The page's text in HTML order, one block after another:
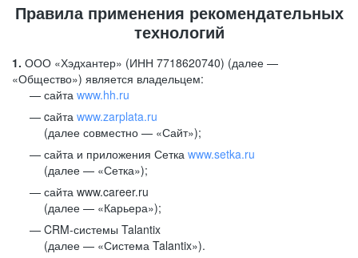
Правила применения рекомендательных
технологий
1. ООО «Хэдхантер» (ИНН 7718620740) (далее —
«Общество») является владельцем:
сайта www.hh.ru
cайта www.zarplata.ru
(далее совместно — «Сайт»);
сайта и приложения Сетка www.setka.ru
(далее — «Сетка»);
сайта www.career.ru
(далее — «Карьера»);
CRM-системы Talantix
(далее — «Система Talantix»).